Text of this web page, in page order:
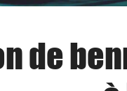
de